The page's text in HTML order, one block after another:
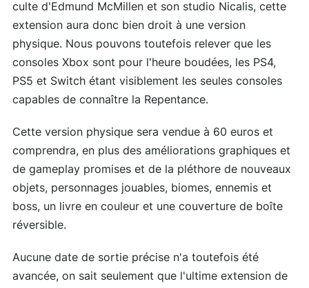
culte d'Edmund McMillen et son studio Nicalis, cette
extension aura donc bien droit à une version
physique. Nous pouvons toutefois relever que les
consoles Xbox sont pour l'heure boudées, les PS4,
PS5 et Switch étant visiblement les seules consoles
capables de connaître la Repentance.
Cette version physique sera vendue à 60 euros et
comprendra, en plus des améliorations graphiques et
de gameplay promises et de la pléthore de nouveaux
objets, personnages jouables, biomes, ennemis et
boss, un livre en couleur et une couverture de boîte
réversible.
Aucune date de sortie précise n'a toutefois été
avancée, on sait seulement que l'ultime extension de